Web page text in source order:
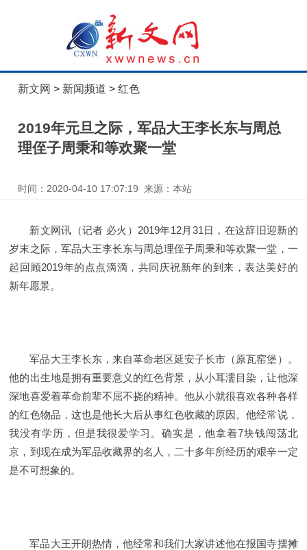
新文网 > 新闻频道 >红色
2019年元旦之际，军品大王李长东与周总
理侄子周秉和等欢聚一堂
时间：2020-04-10 17:07:19 来源：本站
新文网讯（记者 必火）2019年12月31日，在这辞旧迎新的
岁末之际，军品大王李长东与周总理侄子周秉和等欢聚一堂，一
起回顾2019年的点点滴滴，共同庆祝新年的到来，表达美好的
新年愿景。
军品大王李长东，来自革命老区延安子长市（原瓦窑堡）。
他的出生地是拥有重要意义的红色背景，从小耳濡目染，让他深
深地喜爱着革命前辈不屈不挠的精神。他从小就很喜欢各种各样
的红色物品，这也是他长大后从事红色收藏的原因。他经常说，
我没有学历，但是我很爱学习。确实是，他拿着7块钱闯荡北
京，到现在成为军品收藏界的名人，二十多年所经历的艰辛一定
是不可想象的。
军品大王开朗热情，他经常和我们大家讲述他在报国寺摆摊